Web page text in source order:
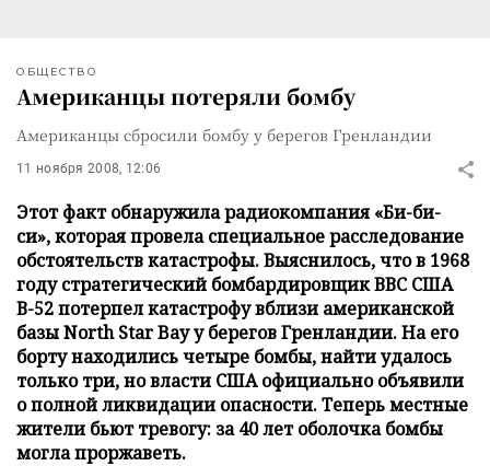
ОБЩЕСТВО
Американцы потеряли бомбу
Американцы сбросили бомбу у берегов Гренландии
11 ноября 2008, 12:06
Этот факт обнаружила радиокомпания «Би-би-
си», которая провела специальное расследование
обстоятельств катастрофы. Выяснилось, что в 1968
году стратегический бомбардировщик ВВС США
В-52 потерпел катастрофу вблизи американской
базы North Star Bay у берегов Гренландии. На его
борту находились четыре бомбы, найти удалось
только три, но власти США официально объявили
о полной ликвидации опасности. Теперь местные
жители бьют тревогу: за 40 лет оболочка бомбы
могла проржаветь.